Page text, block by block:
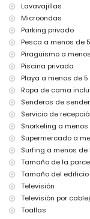
Entretenimiento y
Jávea, Costa Blanca
cine, teatro,
menos de 5
Visitas turísticas y
museo (Histórico de
monumento
(Pueblo Histórico,
menos de 5
ruinas (Pueblo
alojamiento)
castillo (Portal de
alojamiento)
Deportes
tenis, golf (Club de
ciclismo,
menos de 5
equitación (a
Lavavajillas
Microondas
Parking privado
Pesca a menos de
Piragüismo a
Piscina privada
Playa a menos de 5
Ropa de cama
Senderos de
Servicio de
Snorkeling a menos
Supermercado a
Surfing a menos de
Tamaño de la
Tamaño del edificio
Televisión
Televisión por
Toallas